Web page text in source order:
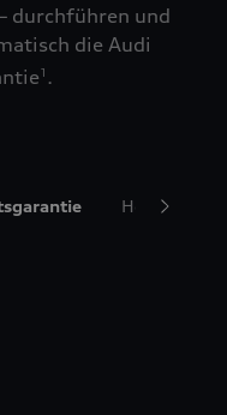
durchführen und
die Audi
1 .
Hol- und